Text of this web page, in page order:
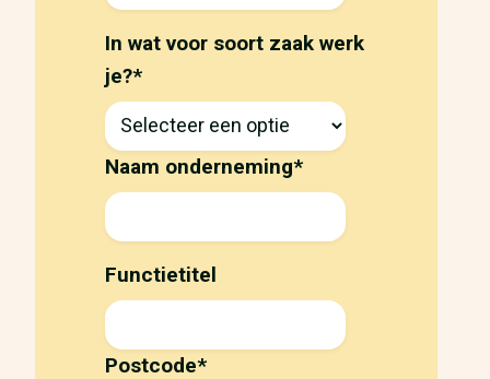
In wat voor soort zaak werk
je?*
Naam onderneming*
Functietitel
Postcode*